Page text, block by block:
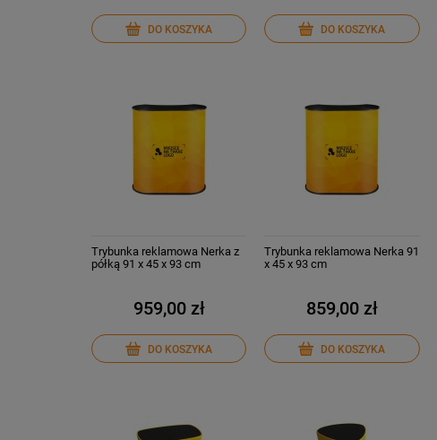
DO KOSZYKA DO KOSZYKA
Trybunka reklamowa Nerka z
półką 91 x 45 x 93 cm
959,00 zł
DO KOSZYKA
Trybunka reklamowa Nerka 91
x 45 x 93 cm
859,00 zł
DO KOSZYKA